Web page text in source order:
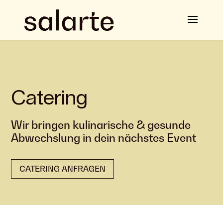
Catering
Wir bringen kulinarische & gesunde
Abwechslung in dein nächstes Event
CATERING ANFRAGEN